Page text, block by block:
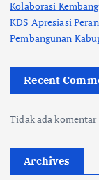
Kolaborasi
KDS Apresiasi
Pembangunan
Recent
Tidak ada
Archives